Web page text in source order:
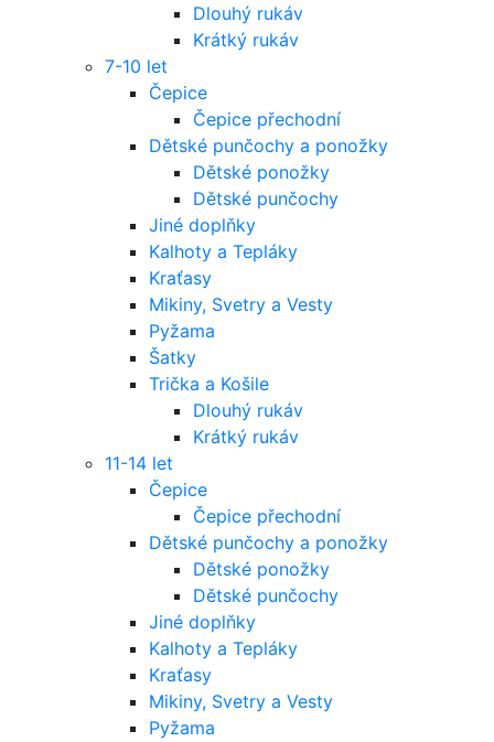
Dlouhý rukáv
Krátký rukáv
7-10 let
Čepice
Čepice přechodní
Dětské punčochy a ponožky
Dětské ponožky
Dětské punčochy
Jiné doplňky
Kalhoty a Tepláky
Kraťasy
Mikiny, Svetry a Vesty
Pyžama
Šatky
Trička a Košile
Dlouhý rukáv
Krátký rukáv
11-14 let
Čepice
Čepice přechodní
Dětské punčochy a ponožky
Dětské ponožky
Dětské punčochy
Jiné doplňky
Kalhoty a Tepláky
Kraťasy
Mikiny, Svetry a Vesty
Pyžama